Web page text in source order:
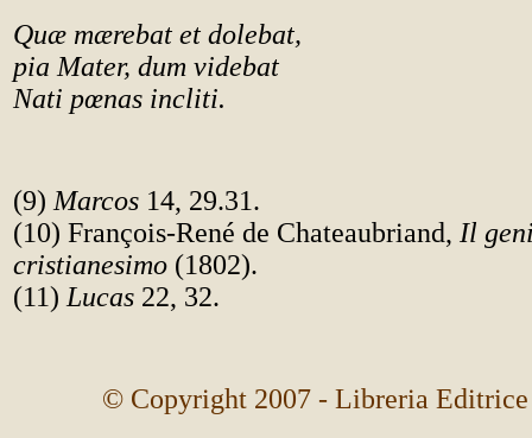
Quæ mærebat et dolebat,
pia Mater, dum videbat
Nati pœnas incliti.
(9) Marcos 14, 29.31.
(10) François-René de Chateaubriand, Il
cristianesimo (1802).
(11) Lucas 22, 32.
© Copyright 2007 - Libreria Editrice